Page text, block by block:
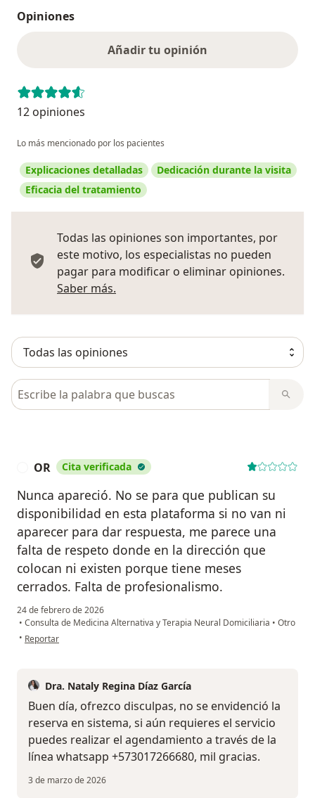
Opiniones
Añadir tu opinión
12 opiniones
Lo más mencionado por los pacientes
Explicaciones detalladas
Dedicación durante la visita
Eficacia del tratamiento
Todas las opiniones son importantes, por
este motivo, los especialistas no pueden
pagar para modificar o eliminar opiniones.
Saber más.
Busca en opiniones
OR Cita verificada
Nunca apareció. No se para que publican su
disponibilidad en esta plataforma si no van ni
aparecer para dar respuesta, me parece una
falta de respeto donde en la dirección que
colocan ni existen porque tiene meses
cerrados. Falta de profesionalismo.
24 de febrero de 2026
• Consulta de Medicina Alternativa y Terapia Neural Domiciliaria • Otro
• en opinión del usuario OR
Reportar
Dra. Nataly Regina Díaz García
Buen día, ofrezco disculpas, no se envidenció la
reserva en sistema, si aún requieres el servicio
puedes realizar el agendamiento a través de la
línea whatsapp +573017266680, mil gracias.
3 de marzo de 2026